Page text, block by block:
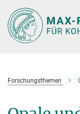
Hauptinhalt
Forschungsthemen